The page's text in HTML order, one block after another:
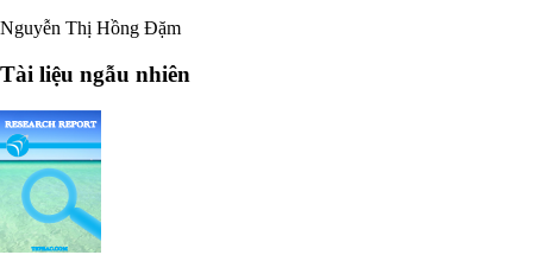
Nguyễn Thị Hồng Đặm
Tài liệu ngẫu nhiên